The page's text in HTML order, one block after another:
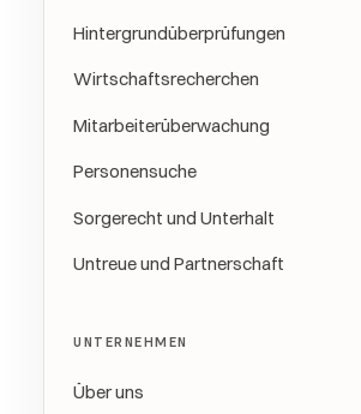
Hintergrundüberprüfungen
Wirtschaftsrecherchen
Mitarbeiterüberwachung
Personensuche
Sorgerecht und Unterhalt
Untreue und Partnerschaft
UNTERNEHMEN
Über uns